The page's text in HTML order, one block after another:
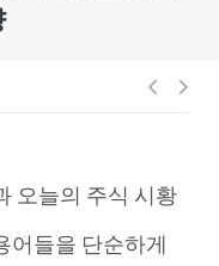
글
게
이
오늘의 주식 시황
어들을 단순하게